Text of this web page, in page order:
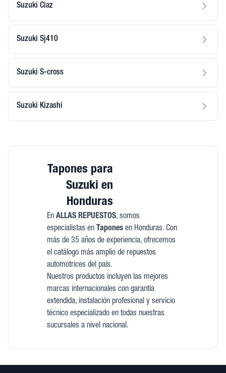
Suzuki Ciaz
Suzuki Sj410
Suzuki S-cross
Suzuki Kizashi
Tapones para
Suzuki en
Honduras
En ALLAS REPUESTOS, somos
especialistas en Taponesen Honduras. Con
más de 35 años de experiencia, ofrecemos
el catálogo más amplio de repuestos
automotrices del país.
Nuestros productos incluyen las mejores
marcas internacionales con garantía
extendida, instalación profesional y servicio
técnico especializado en todas nuestras
sucursales a nivel nacional.